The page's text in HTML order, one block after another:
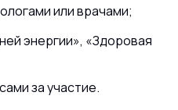
или врачами;
энергии», «Здоровая
за участие.